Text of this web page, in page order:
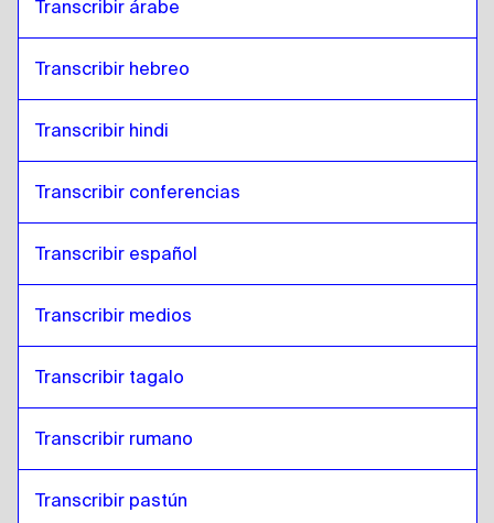
Transcribir árabe
Transcribir hebreo
Transcribir hindi
Transcribir conferencias
Transcribir español
Transcribir medios
Transcribir tagalo
Transcribir rumano
Transcribir pastún